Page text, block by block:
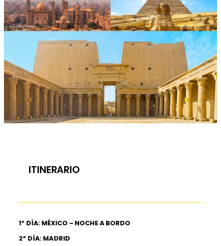
ITINERARIO
1º DÍA: MÉXICO – NOCHE A BORDO
2º DÍA: MADRID